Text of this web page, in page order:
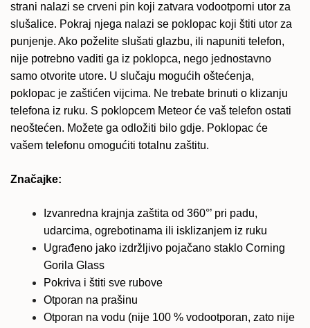
strani nalazi se crveni pin koji zatvara vodootporni utor za
slušalice. Pokraj njega nalazi se poklopac koji štiti utor za
punjenje. Ako poželite slušati glazbu, ili napuniti telefon,
nije potrebno vaditi ga iz poklopca, nego jednostavno
samo otvorite utore. U slučaju mogućih oštećenja,
poklopac je zaštićen vijcima. Ne trebate brinuti o klizanju
telefona iz ruku. S poklopcem Meteor će vaš telefon ostati
neoštećen. Možete ga odložiti bilo gdje. Poklopac će
vašem telefonu omogućiti totalnu zaštitu.
Značajke:
Izvanredna krajnja zaštita od 360°’ pri padu,
udarcima, ogrebotinama ili isklizanjem iz ruku
Ugrađeno jako izdržljivo pojačano staklo Corning
Gorila Glass
Pokriva i štiti sve rubove
Otporan na prašinu
Otporan na vodu (nije 100 % vodootporan, zato nije